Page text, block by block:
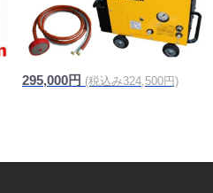
295,000円 (税込み324,500円)